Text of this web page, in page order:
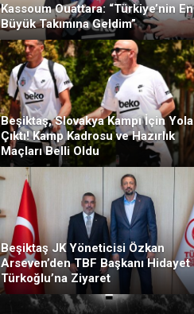
Kassoum Ouattara: “Türkiye’nin En
Büyük Takımına Geldim”
Beşiktaş, Slovakya Kampı İçin Yola
Çıktı! Kamp Kadrosu ve Hazırlık
Maçları Belli Oldu
Beşiktaş JK Yöneticisi Özkan
Arseven’den TBF Başkanı Hidayet
Türkoğlu’na Ziyaret